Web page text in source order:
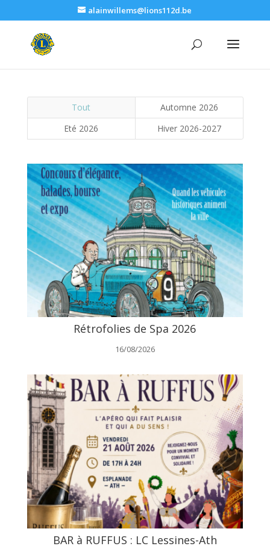
alainwillems@lions112d.be
Tout
Automne 2026
Eté 2026
Hiver 2026-2027
Rétrofolies de Spa 2026
16/08/2026
BAR à RUFFUS : LC Lessines-Ath